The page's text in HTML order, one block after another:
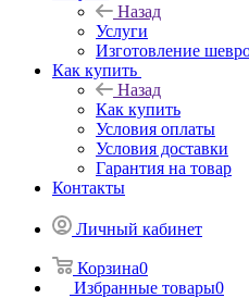
Назад
Услуги
Изготовление
Как купить
Назад
Как купить
Условия оплаты
Условия доставки
Гарантия на товар
Контакты
Личный кабинет
Корзина0
Избранные товары0